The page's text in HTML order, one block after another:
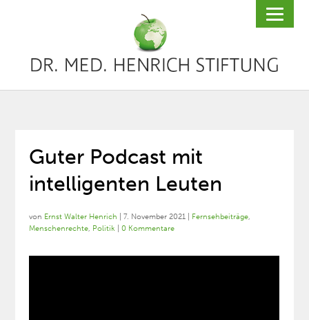
Guter Podcast mit
intelligenten Leuten
von Ernst Walter Henrich |7. November 2021 Fernsehbeiträge,
Menschenrechte, Politik |0 Kommentare